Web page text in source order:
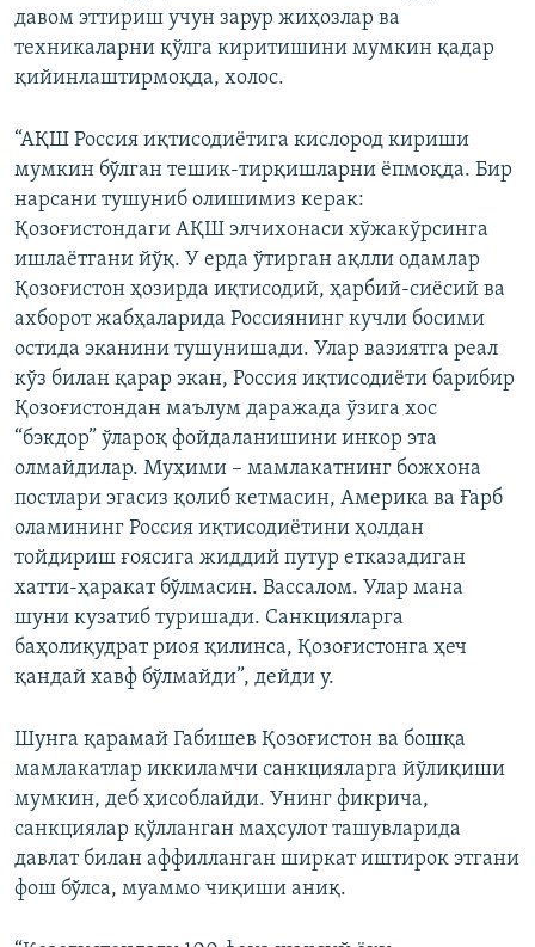
давом эттириш учун зарур жиҳозлар ва
техникаларни қўлга киритишини мумкин қадар
қийинлаштирмоқда, холос.
“АҚШ Россия иқтисодиётига кислород кириши
мумкин бўлган тешик-тирқишларни ёпмоқда. Бир
нарсани тушуниб олишимиз керак:
Қозоғистондаги АҚШ элчихонаси хўжакўрсинга
ишлаётгани йўқ. У ерда ўтирган ақлли одамлар
Қозоғистон ҳозирда иқтисодий, ҳарбий-сиёсий ва
ахборот жабҳаларида Россиянинг кучли босими
остида эканини тушунишади. Улар вазиятга реал
кўз билан қарар экан, Россия иқтисодиёти барибир
Қозоғистондан маълум даражада ўзига хос
“бэкдор” ўлароқ фойдаланишини инкор эта
олмайдилар. Муҳими – мамлакатнинг божхона
постлари эгасиз қолиб кетмасин, Америка ва Ғарб
оламининг Россия иқтисодиётини ҳолдан
тойдириш ғоясига жиддий путур етказадиган
хатти-ҳаракат бўлмасин. Вассалом. Улар мана
шуни кузатиб туришади. Санкцияларга
баҳолиқудрат риоя қилинса, Қозоғистонга ҳеч
қандай хавф бўлмайди”, дейди у.
Шунга қарамай Габишев Қозоғистон ва бошқа
мамлакатлар иккиламчи санкцияларга йўлиқиши
мумкин, деб ҳисоблайди. Унинг фикрича,
санкциялар қўлланган маҳсулот ташувларида
давлат билан аффилланган ширкат иштирок этгани
фош бўлса, муаммо чиқиши аниқ.